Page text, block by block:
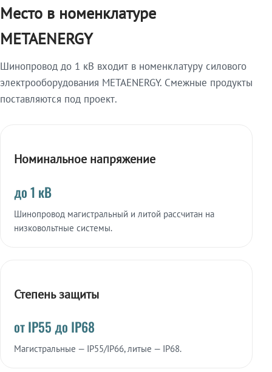
Место в номенклатуре
METAENERGY
Шинопровод до 1 кВ входит в номенклатуру силового
электрооборудования METAENERGY. Смежные продукты
поставляются под проект.
Номинальное напряжение
до 1 кВ
Шинопровод магистральный и литой рассчитан на
низковольтные системы.
Степень защиты
от IP55 до IP68
Магистральные — IP55/IP66, литые — IP68.